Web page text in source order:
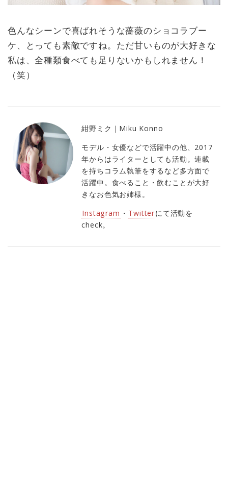
色んなシーンで喜ばれそうな薔薇のショコラブー
ケ、とっても素敵ですね。ただ甘いものが大好きな
私は、全種類食べても足りないかもしれません！
（笑）
紺野ミク｜Miku Konno
モデル・女優などで活躍中の他、2017
年からはライターとしても活動。連載
を持ちコラム執筆をするなど多方面で
活躍中。食べること・飲むことが大好
きなお色気お姉様。
Instagram ・ Twitterにて活動を
check。